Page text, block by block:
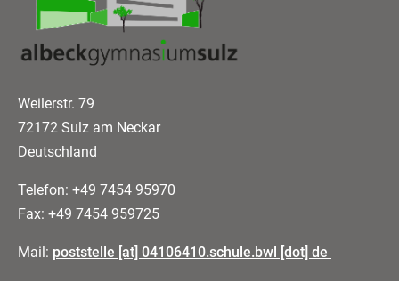
Weilerstr. 79
72172 Sulz am Neckar
Deutschland
Telefon: +49 7454 95970
Fax: +49 7454 959725
Mail: poststelle [at] 04106410.schule.bwl [dot] de